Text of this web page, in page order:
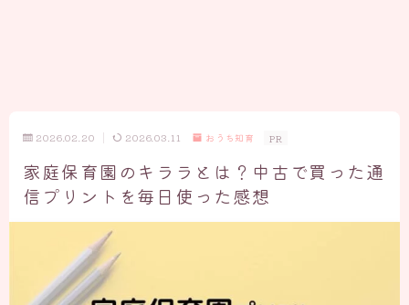
2026.02.20 2026.03.11 おうち知育 PR
家庭保育園のキララとは？中古で買った通
信プリントを毎日使った感想